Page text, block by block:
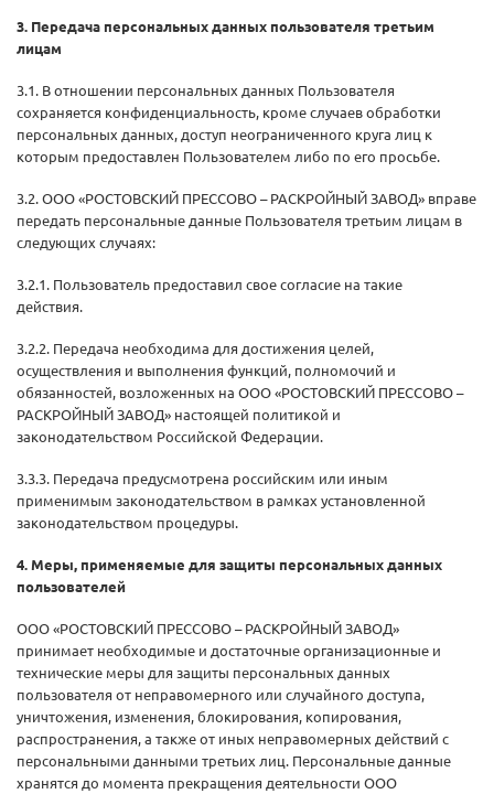
3. Передача персональных данных пользователя третьим
лицам
3.1. В отношении персональных данных Пользователя
сохраняется конфиденциальность, кроме случаев обработки
персональных данных, доступ неограниченного круга лиц к
которым предоставлен Пользователем либо по его просьбе.
3.2. ООО «РОСТОВСКИЙ ПРЕССОВО – РАСКРОЙНЫЙ ЗАВОД» вправе
передать персональные данные Пользователя третьим лицам в
следующих случаях:
3.2.1. Пользователь предоставил свое согласие на такие
действия.
3.2.2. Передача необходима для достижения целей,
осуществления и выполнения функций, полномочий и
обязанностей, возложенных на ООО «РОСТОВСКИЙ ПРЕССОВО –
РАСКРОЙНЫЙ ЗАВОД» настоящей политикой и
законодательством Российской Федерации.
3.3.3. Передача предусмотрена российским или иным
применимым законодательством в рамках установленной
законодательством процедуры.
4. Меры, применяемые для защиты персональных данных
пользователей
ООО «РОСТОВСКИЙ ПРЕССОВО – РАСКРОЙНЫЙ ЗАВОД»
принимает необходимые и достаточные организационные и
технические меры для защиты персональных данных
пользователя от неправомерного или случайного доступа,
уничтожения, изменения, блокирования, копирования,
распространения, а также от иных неправомерных действий с
персональными данными третьих лиц. Персональные данные
хранятся до момента прекращения деятельности ООО